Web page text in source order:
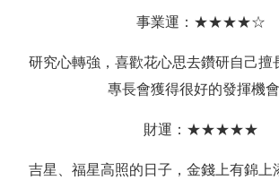
事業運：★★★★☆
研究心轉強，喜歡花心思去鑽研自己擅
專長會獲得很好的發揮機會
財運：★★★★★
吉星、福星高照的日子，金錢上有錦上